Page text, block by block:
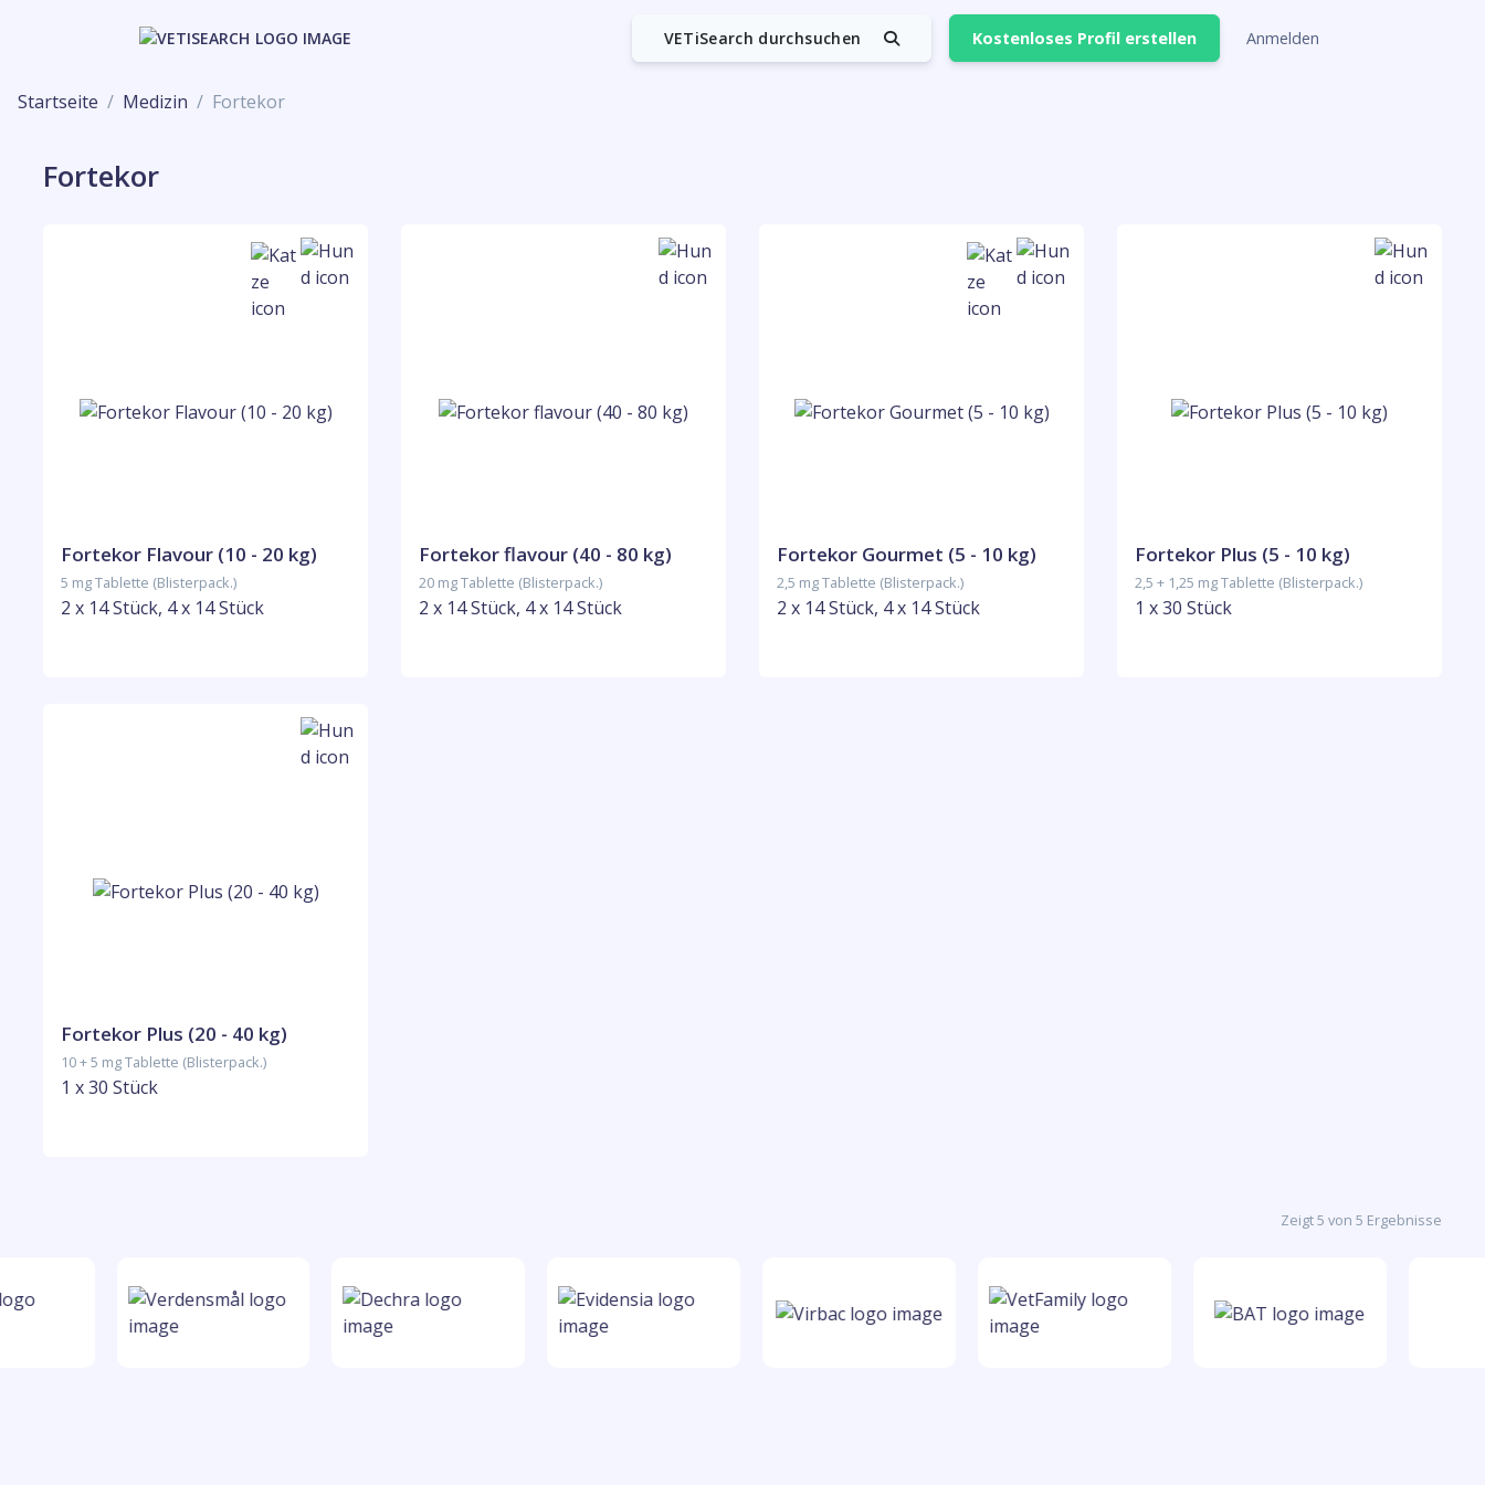
VETiSearch durchsuchen Kostenloses Profil erstellen Anmelden
Startseite Medizin Fortekor
Fortekor
Fortekor Flavour (10 - 20 kg)
5 mg Tablette (Blisterpack.)
2 x 14 Stück, 4 x 14 Stück
Fortekor flavour (40 - 80 kg)
20 mg Tablette (Blisterpack.)
2 x 14 Stück, 4 x 14 Stück
Fortekor Gourmet (5 - 10 kg)
2,5 mg Tablette (Blisterpack.)
2 x 14 Stück, 4 x 14 Stück
Fortekor Plus (5 - 10 kg)
2,5 + 1,25 mg Tablette (Blisterpack.)
1 x 30 Stück
Fortekor Plus (20 - 40 kg)
10 + 5 mg Tablette (Blisterpack.)
1 x 30 Stück
Zeigt 5 von 5 Ergebnisse